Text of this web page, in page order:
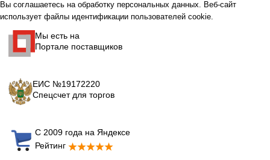
Вы соглашаетесь на обработку персональных данных. Веб-сайт
использует файлы идентификации пользователей cookie.
Мы есть на
Портале поставщиков
ЕИС №19172220
Спецсчет для торгов
С 2009 года на Яндексе
Рейтинг